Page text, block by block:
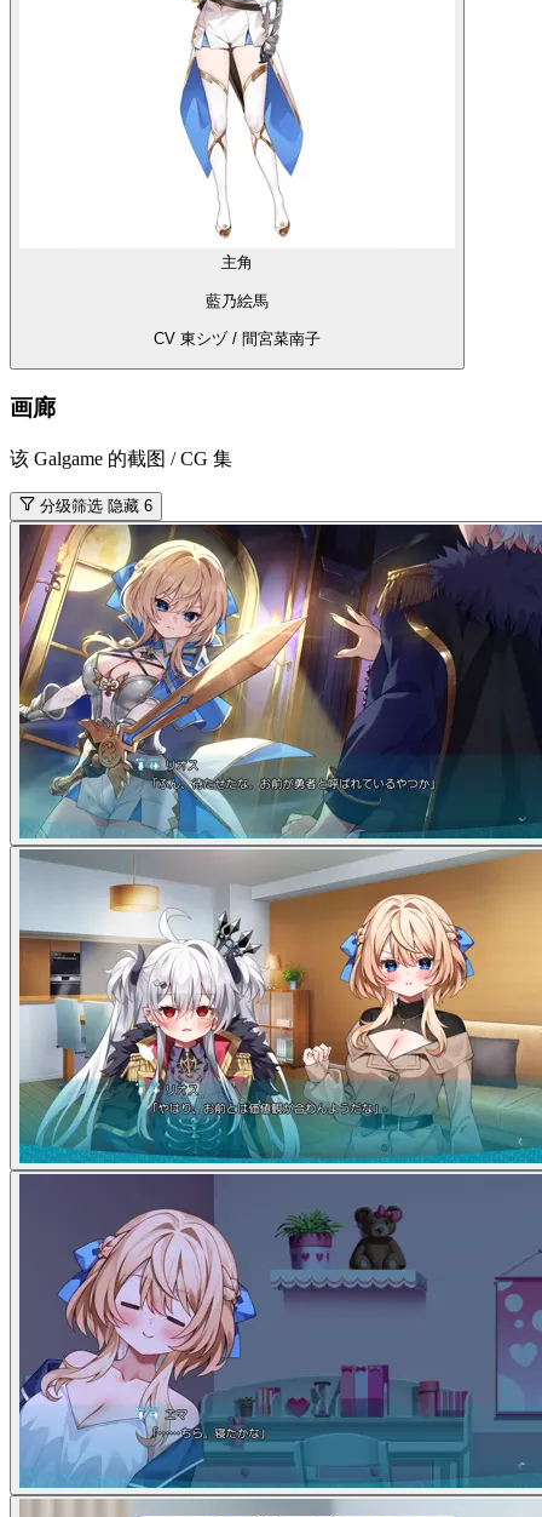
主角
藍乃絵馬
CV 東シヅ / 間宮菜南子
画廊
该 Galgame 的截图 / CG 集
分级筛选 隐藏 6